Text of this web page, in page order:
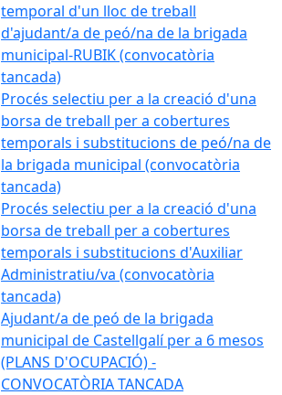
temporal d'un lloc de treball
d'ajudant/a de peó/na de la brigada
municipal-RUBIK (convocatòria
tancada)
Procés selectiu per a la creació d'una
borsa de treball per a cobertures
temporals i substitucions de peó/na de
la brigada municipal (convocatòria
tancada)
Procés selectiu per a la creació d'una
borsa de treball per a cobertures
temporals i substitucions d'Auxiliar
Administratiu/va (convocatòria
tancada)
Ajudant/a de peó de la brigada
municipal de Castellgalí per a 6 mesos
(PLANS D'OCUPACIÓ) -
CONVOCATÒRIA TANCADA